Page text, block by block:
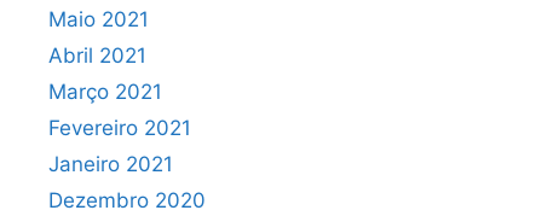
Maio 2021
Abril 2021
Março 2021
Fevereiro 2021
Janeiro 2021
Dezembro 2020